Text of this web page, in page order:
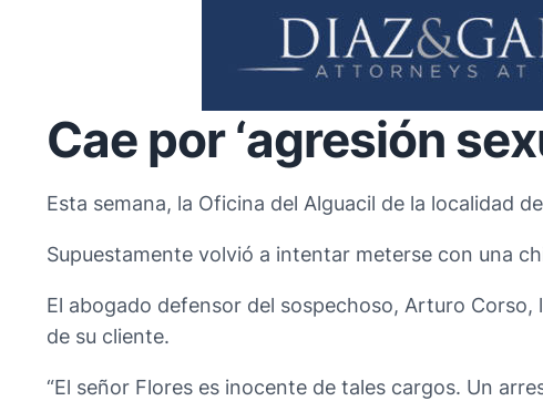
Cae por ‘agresión
Esta semana, la Oficina del Alguacil de la localidad
Supuestamente volvió a intentar meterse con una
El abogado defensor del sospechoso, Arturo
de su cliente.
“El señor Flores es inocente de tales cargos. Un